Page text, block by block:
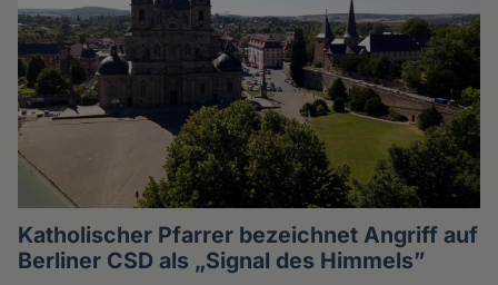
Katholischer Pfarrer bezeichnet Angriff auf
Berliner CSD als „Signal des Himmels”